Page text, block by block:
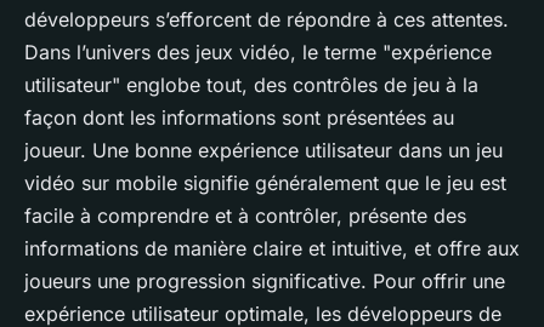
développeurs s’efforcent de répondre à ces attentes.
Dans l’univers des jeux vidéo, le terme "expérience
utilisateur" englobe tout, des contrôles de jeu à la
façon dont les informations sont présentées au
joueur. Une bonne expérience utilisateur dans un jeu
vidéo sur mobile signifie généralement que le jeu est
facile à comprendre et à contrôler, présente des
informations de manière claire et intuitive, et offre aux
joueurs une progression significative. Pour offrir une
expérience utilisateur optimale, les développeurs de